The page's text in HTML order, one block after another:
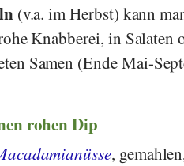
(v.a. im Herbst) kann
Knabberei, in Salaten
Samen (Ende Mai-
rohen Dip
,